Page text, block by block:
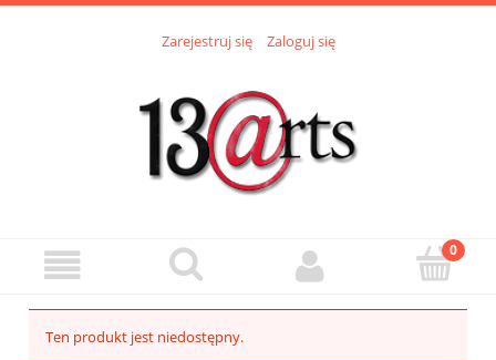
Zarejestruj się Zaloguj się
Ten produkt jest niedostępny.